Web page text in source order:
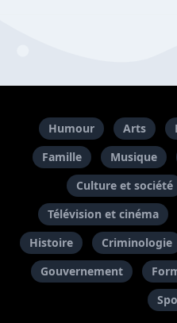
Humour Arts
Famille
Musique
Culture et société
Télévision et cinéma
Histoire
Criminologie
Gouvernement